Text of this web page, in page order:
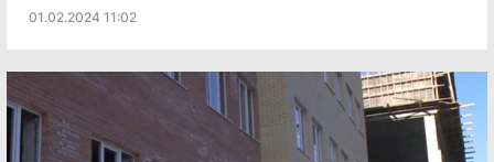
01.02.2024 11:02